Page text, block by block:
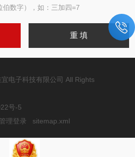
数字），如：三加四=7
电子科技有限公司 All Rights
号-5
管理登录 sitemap.xml